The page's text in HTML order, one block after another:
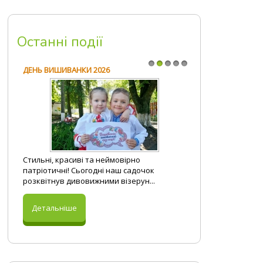
Правове виховання
Все для атестації
Презентації
Розробки занять
Останні події
ДЕНЬ ВИШИВАНКИ 2026
Стильні, красиві та неймовірно
патріотичні! Сьогодні наш садочок
розквітнув дивовижними візерун...
Детальніше